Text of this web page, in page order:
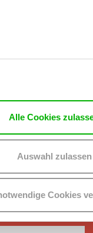
Alle Cookies
Auswahl zulassen
Cookies